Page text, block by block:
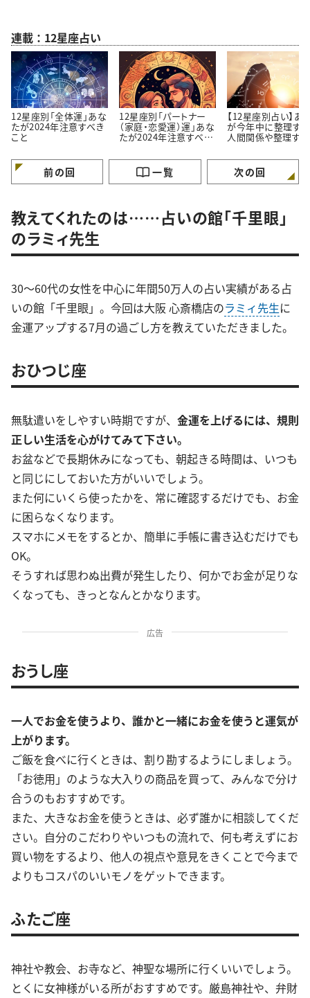
連載：12星座占い
12星座別「全体運」あな
たが2024年注意すべき
こと
12星座別「パートナー
（家庭・恋愛運）運」あな
たが2024年注意すべき
【12星座別占い】あ
が今年中に整理す
人間関係や整理す
前の回 一覧 次の回
教えてくれたのは……占いの館「千里眼」
のラミィ先生
30～60代の女性を中心に年間50万人の占い実績がある占
いの館「千里眼」。今回は大阪 心斎橋店のラミィ先生に
金運アップする7月の過ごし方を教えていただきました。
おひつじ座
無駄遣いをしやすい時期ですが、 金運を上げるには、規則
正しい生活を心がけてみて下さい。
お盆などで長期休みになっても、朝起きる時間は、いつも
と同じにしておいた方がいいでしょう。
また何にいくら使ったかを、常に確認するだけでも、お金
に困らなくなります。
スマホにメモをするとか、簡単に手帳に書き込むだけでも
OK。
そうすれば思わぬ出費が発生したり、何かでお金が足りな
くなっても、きっとなんとかなります。
広告
おうし座
一人でお金を使うより、誰かと一緒にお金を使うと運気が
上がります。
ご飯を食べに行くときは、割り勘するようにしましょう。
「お徳用」のような大入りの商品を買って、みんなで分け
合うのもおすすめです。
また、大きなお金を使うときは、必ず誰かに相談してくだ
さい。自分のこだわりやいつもの流れで、何も考えずにお
買い物をするより、他人の視点や意見をきくことで今まで
よりもコスパのいいモノをゲットできます。
ふたご座
神社や教会、お寺など、神聖な場所に行くいいでしょう。
とくに女神様がいる所がおすすめです。厳島神社や、弁財